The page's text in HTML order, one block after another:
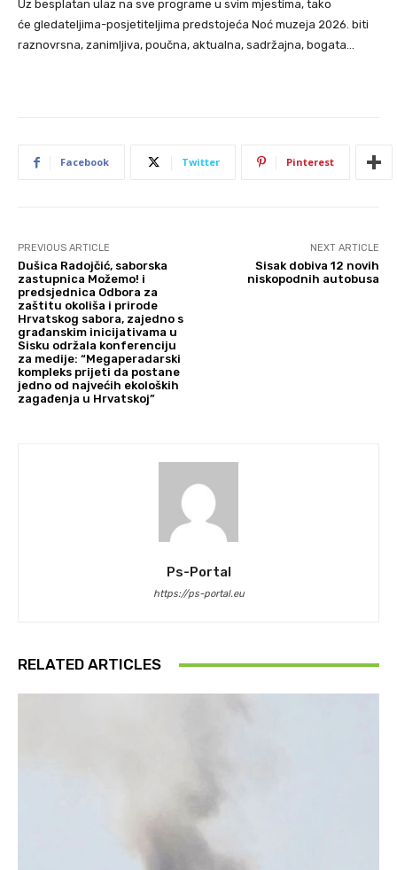
Uz besplatan ulaz na sve programe u svim mjestima, tako
će gledateljima-posjetiteljima predstojeća Noć muzeja 2026. biti
raznovrsna, zanimljiva, poučna, aktualna, sadržajna, bogata…
Facebook Twitter Pinterest
PREVIOUS ARTICLE
Dušica Radojčić, saborska
zastupnica Možemo! i
predsjednica Odbora za
zaštitu okoliša i prirode
Hrvatskog sabora, zajedno s
građanskim inicijativama u
Sisku održala konferenciju
za medije: “Megaperadarski
kompleks prijeti da postane
jedno od najvećih ekoloških
zagađenja u Hrvatskoj”
NEXT ARTICLE
Sisak dobiva 12 novih
niskopodnih autobusa
Ps-Portal
https://ps-portal.eu
RELATED ARTICLES